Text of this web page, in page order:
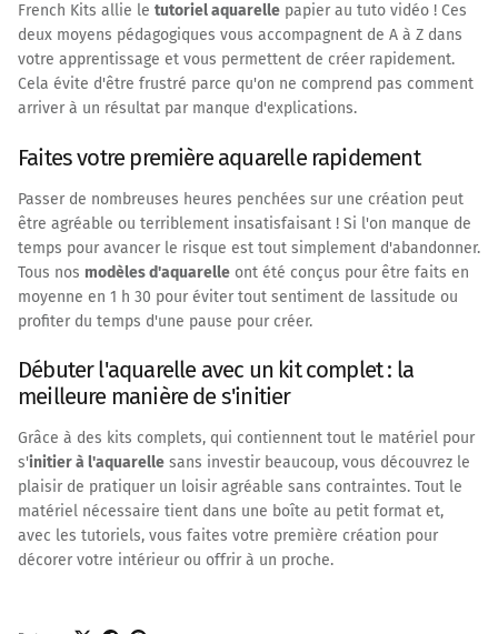
French Kits allie le tutoriel aquarelle papier au tuto vidéo ! Ces
deux moyens pédagogiques vous accompagnent de A à Z dans
votre apprentissage et vous permettent de créer rapidement.
Cela évite d'être frustré parce qu'on ne comprend pas comment
arriver à un résultat par manque d'explications.
Faites votre première aquarelle rapidement
Passer de nombreuses heures penchées sur une création peut
être agréable ou terriblement insatisfaisant ! Si l'on manque de
temps pour avancer le risque est tout simplement d'abandonner.
Tous nos modèles d'aquarelle ont été conçus pour être faits en
moyenne en 1 h 30 pour éviter tout sentiment de lassitude ou
profiter du temps d'une pause pour créer.
Débuter l'aquarelle avec un kit complet : la
meilleure manière de s'initier
Grâce à des kits complets, qui contiennent tout le matériel pour
s'initier à l'aquarelle sans investir beaucoup, vous découvrez le
plaisir de pratiquer un loisir agréable sans contraintes. Tout le
matériel nécessaire tient dans une boîte au petit format et,
avec les tutoriels, vous faites votre première création pour
décorer votre intérieur ou offrir à un proche.